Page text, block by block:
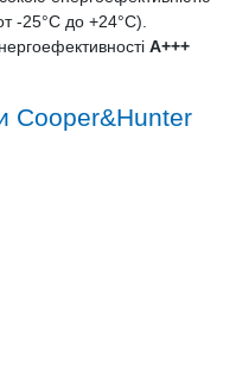
-25°С до +24°С).
A+++
Cooper&Hunter